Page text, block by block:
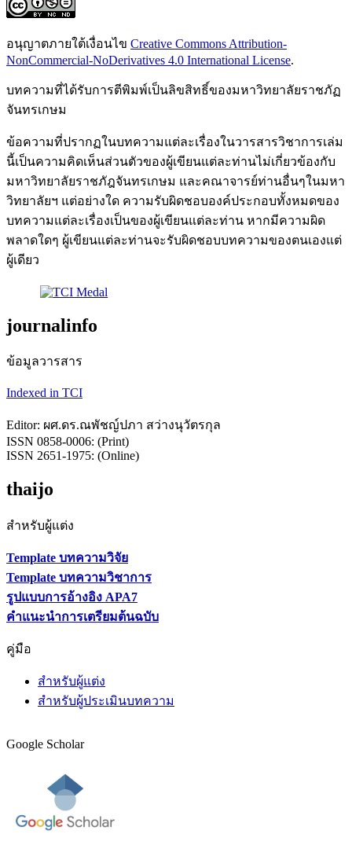
อนุญาตภายใต้เงื่อนไข Creative Commons Attribution-
NonCommercial-NoDerivatives 4.0 International License.
บทความที่ได้รับการตีพิมพ์เป็นลิขสิทธิ์ของมหาวิทยาลัยราชภัฏ
จันทรเกษม
ข้อความที่ปรากฏในบทความแต่ละเรื่องในวารสารวิชาการเล่ม
นี้เป็นความคิดเห็นส่วนตัวของผู้เขียนแต่ละท่านไม่เกี่ยวข้องกับ
มหาวิทยาลัยราชภัฎจันทรเกษม และคณาจารย์ท่านอื่นๆในมหา
วิทยาลัยฯ แต่อย่างใด ความรับผิดชอบองค์ประกอบทั้งหมดของ
บทความแต่ละเรื่องเป็นของผู้เขียนแต่ละท่าน หากมีความผิด
พลาดใดๆ ผู้เขียนแต่ละท่านจะรับผิดชอบบทความของตนเองแต่
ผู้เดียว
journalinfo
ข้อมูลวารสาร
Indexed in TCI
Editor: ผศ.ดร.ณพัชญ์ปภา สว่างนุวัตรกุล
ISSN 0858-0006: (Print)
ISSN 2651-1975: (Online)
thaijo
สำหรับผู้แต่ง
Template บทความวิจัย
Template บทความวิชาการ
รูปแบบการอ้างอิง APA7
คำแนะนำการเตรียมต้นฉบับ
คู่มือ
สำหรับผู้แต่ง
สำหรับผู้ประเมินบทความ
Google Scholar